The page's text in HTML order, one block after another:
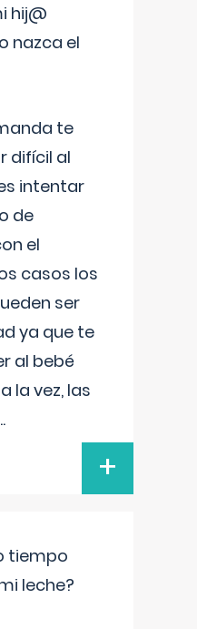
hij@
nazca el
te
difícil al
intentar
de
el
casos los
ser
ya que te
al bebé
la vez, las
+
tiempo
leche?